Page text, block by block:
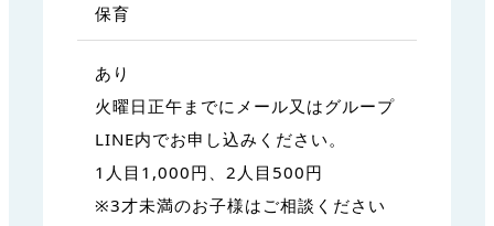
保育
あり
火曜日正午までにメール又はグループ
LINE内でお申し込みください。
1人目1,000円、2人目500円
※3才未満のお子様はご相談ください